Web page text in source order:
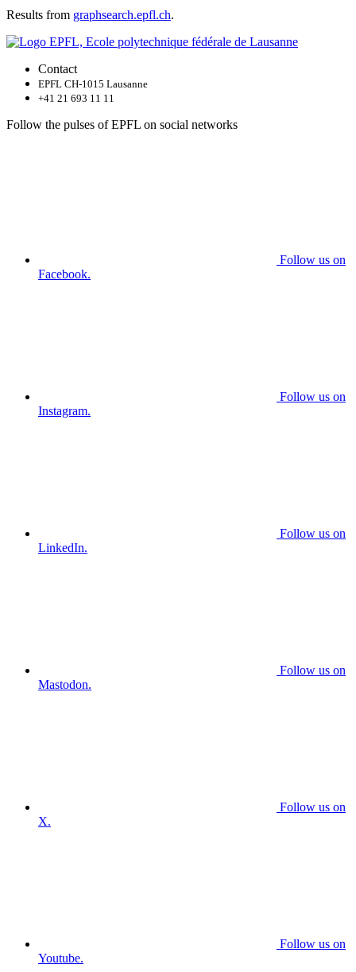
Results from graphsearch.epfl.ch.
Contact
EPFL CH-1015 Lausanne
+41 21 693 11 11
Follow the pulses of EPFL on social networks
Follow us on
Facebook.
Follow us on
Instagram.
Follow us on
LinkedIn.
Follow us on
Mastodon.
Follow us on
X.
Follow us on
Youtube.